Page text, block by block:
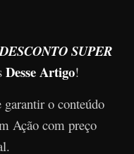
SUPER
Desse Artigo!
garantir o conteúdo
Ação com preço